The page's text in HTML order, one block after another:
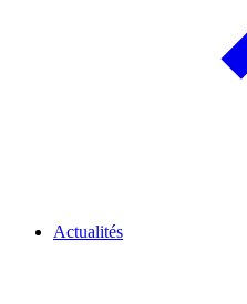
Actualités